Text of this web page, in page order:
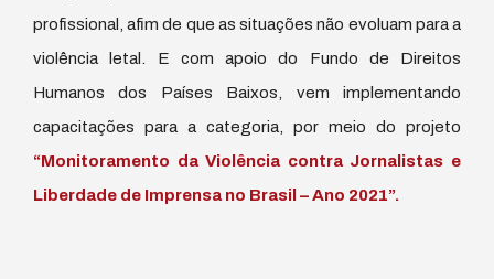
profissional, afim de que as situações não evoluam para a
violência letal. E com apoio do Fundo de Direitos
Humanos dos Países Baixos, vem implementando
capacitações para a categoria, por meio do projeto
“Monitoramento da Violência contra Jornalistas e
Liberdade de Imprensa no Brasil – Ano 2021”.